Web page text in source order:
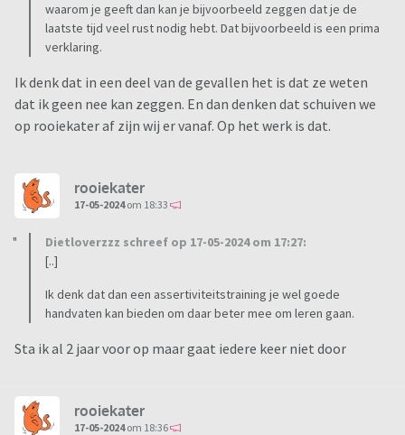
waarom je geeft dan kan je bijvoorbeeld zeggen dat je de
laatste tijd veel rust nodig hebt. Dat bijvoorbeeld is een prima
verklaring.
Ik denk dat in een deel van de gevallen het is dat ze weten
dat ik geen nee kan zeggen. En dan denken dat schuiven we
op rooiekater af zijn wij er vanaf. Op het werk is dat.
rooiekater
17-05-2024om 18:33
Dietloverzzz schreef op 17-05-2024 om 17:27:
[..]
Ik denk dat dan een assertiviteitstraining je wel goede
handvaten kan bieden om daar beter mee om leren gaan.
Sta ik al 2 jaar voor op maar gaat iedere keer niet door
rooiekater
17-05-2024om 18:36